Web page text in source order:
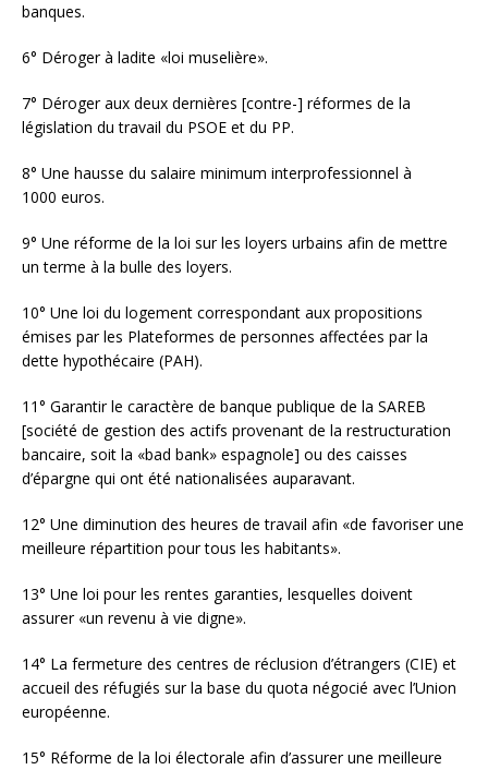
banques.
6° Déroger à ladite «loi muselière».
7° Déroger aux deux dernières [contre-] réformes de la
législation du travail du PSOE et du PP.
8° Une hausse du salaire minimum interprofessionnel à
1000 euros.
9° Une réforme de la loi sur les loyers urbains afin de mettre
un terme à la bulle des loyers.
10° Une loi du logement correspondant aux propositions
émises par les Plateformes de personnes affectées par la
dette hypothécaire (PAH).
11° Garantir le caractère de banque publique de la SAREB
[société de gestion des actifs provenant de la restructuration
bancaire, soit la «bad bank» espagnole] ou des caisses
d’épargne qui ont été nationalisées auparavant.
12° Une diminution des heures de travail afin «de favoriser une
meilleure répartition pour tous les habitants».
13° Une loi pour les rentes garanties, lesquelles doivent
assurer «un revenu à vie digne».
14° La fermeture des centres de réclusion d’étrangers (CIE) et
accueil des réfugiés sur la base du quota négocié avec l’Union
européenne.
15° Réforme de la loi électorale afin d’assurer une meilleure